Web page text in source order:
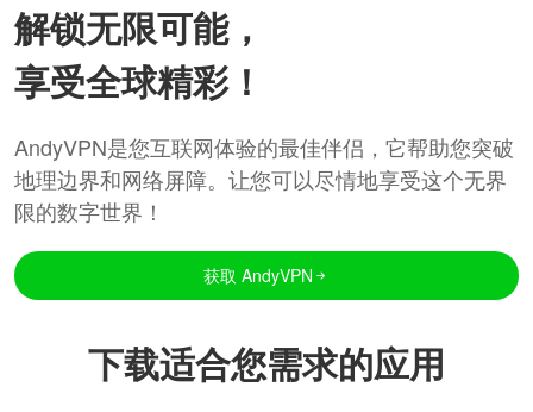
解锁无限可能，
享受全球精彩！
AndyVPN是您互联网体验的最佳伴侣，它帮助您突破
地理边界和网络屏障。让您可以尽情地享受这个无界
限的数字世界！
获取 AndyVPN
下载适合您需求的应用